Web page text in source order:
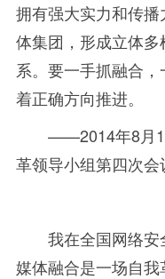
拥有强大实力和传
体集团，形成立体
系。要一手抓融合
着正确方向推进。
——2014年8月
革领导小组第四次
我在全国网络安
媒体融合是一场自